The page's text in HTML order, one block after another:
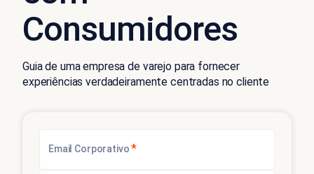
Consumidores
Guia de uma empresa de varejo para fornecer
experiências verdadeiramente centradas no cliente
Email Corporativo*